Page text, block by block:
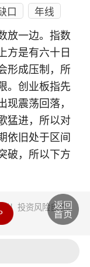
口 年线
放一边。指数
方是有六十日
形成压制，所
。创业板指先
现震荡回落，
猛进，所以对
依旧处于区间
破，所以下方
！投资风险自负。